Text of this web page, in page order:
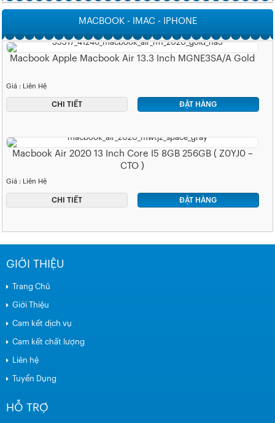
MACBOOK - IMAC - IPHONE
Macbook Apple Macbook Air 13.3 Inch MGNE3SA/A Gold
Giá : Liên Hệ
CHI TIẾT ĐẶT HÀNG
Macbook Air 2020 13 Inch Core I5 8GB 256GB ( Z0YJ0 –
CTO )
Giá : Liên Hệ
CHI TIẾT ĐẶT HÀNG
GIỚI THIỆU
Trang Chủ
Giới Thiệu
Cam kết dịch vụ
Cam kết chất lượng
Liên hệ
Tuyển Dụng
HỖ TRỢ